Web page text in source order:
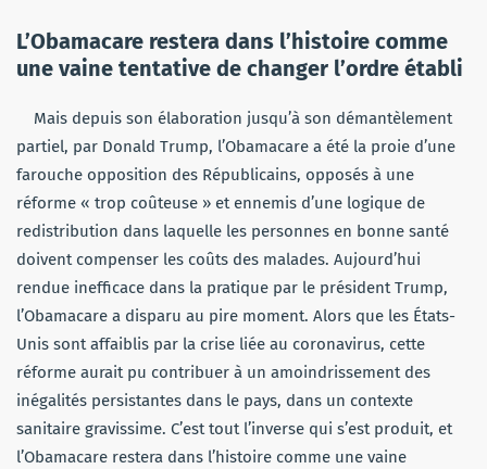
L’Obamacare restera dans l’histoire comme
une vaine tentative de changer l’ordre établi
Mais depuis son élaboration jusqu’à son démantèlement
partiel, par Donald Trump, l’Obamacare a été la proie d’une
farouche opposition des Républicains, opposés à une
réforme « trop coûteuse » et ennemis d’une logique de
redistribution dans laquelle les personnes en bonne santé
doivent compenser les coûts des malades. Aujourd’hui
rendue inefficace dans la pratique par le président Trump,
l’Obamacare a disparu au pire moment. Alors que les États-
Unis sont affaiblis par la crise liée au coronavirus, cette
réforme aurait pu contribuer à un amoindrissement des
inégalités persistantes dans le pays, dans un contexte
sanitaire gravissime. C’est tout l’inverse qui s’est produit, et
l’Obamacare restera dans l’histoire comme une vaine